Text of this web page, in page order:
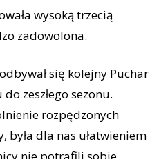
wysoką trzecią
zadowolona.
się kolejny Puchar
zeszłego sezonu.
rozpędzonych
dla nas ułatwieniem